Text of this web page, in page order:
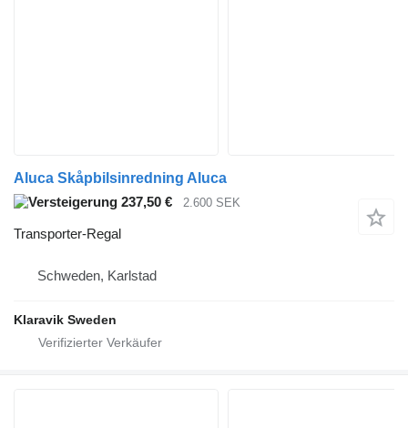
Aluca Skåpbilsinredning Aluca
237,50 €
2.600 SEK
Transporter-Regal
Schweden, Karlstad
Klaravik Sweden